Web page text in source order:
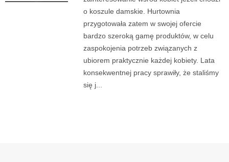
o koszule damskie. Hurtownia
przygotowała zatem w swojej ofercie
bardzo szeroką gamę produktów, w celu
zaspokojenia potrzeb związanych z
ubiorem praktycznie każdej kobiety. Lata
konsekwentnej pracy sprawiły, że staliśmy
się j...